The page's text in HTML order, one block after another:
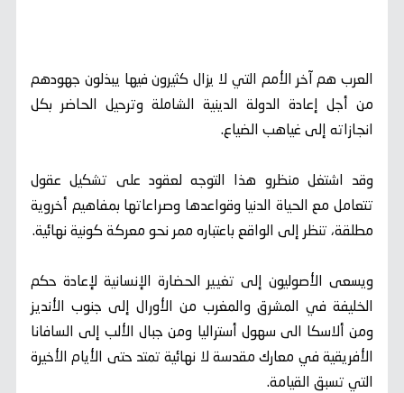
العرب هم آخر الأمم التي لا يزال كثيرون فيها يبذلون جهودهم
من أجل إعادة الدولة الدينية الشاملة وترحيل الحاضر بكل
انجازاته إلى غياهب الضياع.
وقد اشتغل منظرو هذا التوجه لعقود على تشكيل عقول
تتعامل مع الحياة الدنيا وقواعدها وصراعاتها بمفاهيم أخروية
مطلقة، تنظر إلى الواقع باعتباره ممر نحو معركة كونية نهائية.
ويسعى الأصوليون إلى تغيير الحضارة الإنسانية لإعادة حكم
الخليفة في المشرق والمغرب من الأورال إلى جنوب الأنديز
ومن ألاسكا الى سهول أستراليا ومن جبال الألب إلى السافانا
الأفريقية في معارك مقدسة لا نهائية تمتد حتى الأيام الأخيرة
التي تسبق القيامة.